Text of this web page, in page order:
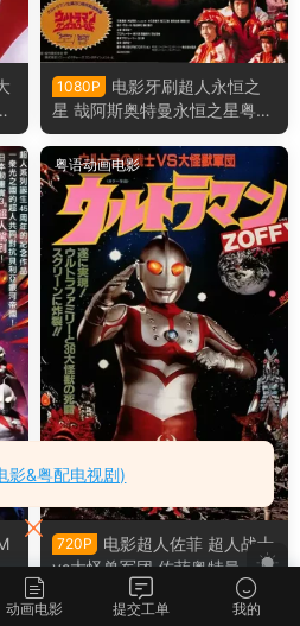
1080P
电影牙刷超人永恒之
星 哉阿斯奥特曼永恒之星粤语
版
粤语动画电影
720P
电影超人佐菲 超人战士
vs大怪兽军团 佐菲奥特曼 奥
特战士vs大怪兽军团粤语版
粤语动画电影
动画电影 提交工单 我的
影&粤配电视剧)